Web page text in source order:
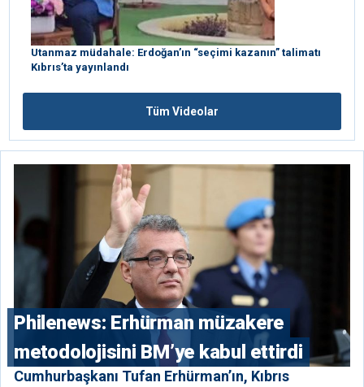
Utanmaz müdahale: Erdoğan’ın “seçimi kazanın” talimatı
Kıbrıs’ta yayınlandı
Tüm Videolar
Philenews: Erhürman müzakere
metodolojisini BM’ye kabul ettirdi
Cumhurbaşkanı Tufan Erhürman’ın, Kıbrıs